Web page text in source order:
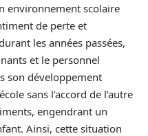
environnement scolaire
de perte et
les années passées,
et le personnel
son développement
sans l’accord de l’autre
engendrant un
Ainsi, cette situation